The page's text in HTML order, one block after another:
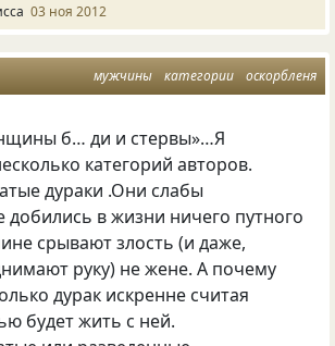
03 ноя 2012
мужчины категории оскорбленя
б… ди и стервы»…Я
категорий авторов.
дураки .Они слабы
в жизни ничего путного
срывают злость (и даже,
руку) не жене. А почему
дурак искренне считая
будет жить с ней.